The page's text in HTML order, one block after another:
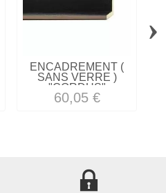
ENCADREMENT (
SANS VERRE )
"CORDUS"
CAISSE...
60,05 €
›